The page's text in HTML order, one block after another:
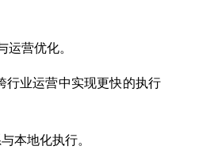
营优化。
业运营中实现更快的执行
本地化执行。